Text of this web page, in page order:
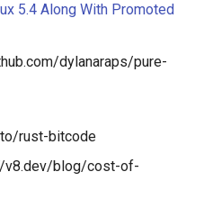
5.4 Along With Promoted
dylanaraps/pure-
rust-bitcode
v8.dev/blog/cost-of-